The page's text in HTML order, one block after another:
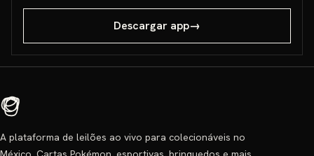
Descargar app→
A plataforma de leilões ao vivo para colecionáveis no